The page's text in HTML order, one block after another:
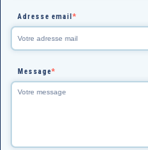
Adresse email*
Message*